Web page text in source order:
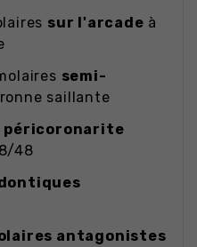
sur l'arcade à
semi-
saillante
péricoronarite
48
antagonistes